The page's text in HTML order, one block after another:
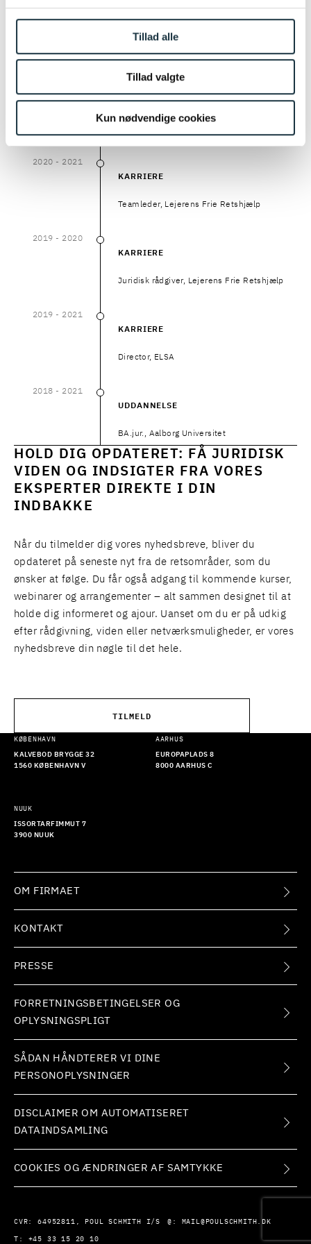
Tillad alle
Tillad valgte
Kun nødvendige cookies
2021
2021
Stud.jur., DIGURA
2021–2022
KARRIERE
2020 - 2021
KARRIERE
Teamleder, Lejerens Frie Retshjælp
2019 - 2020
KARRIERE
Juridisk rådgiver, Lejerens Frie Retshjælp
2019 - 2021
KARRIERE
Director, ELSA
2018 - 2021
UDDANNELSE
BA.jur., Aalborg Universitet
HOLD DIG OPDATERET: FÅ JURIDISK
VIDEN OG INDSIGTER FRA VORES
EKSPERTER DIREKTE I DIN
INDBAKKE
Når du tilmelder dig vores nyhedsbreve, bliver du
opdateret på seneste nyt fra de retsområder, som du
ønsker at følge. Du får også adgang til kommende kurser,
webinarer og arrangementer – alt sammen designet til at
holde dig informeret og ajour. Uanset om du er på udkig
efter rådgivning, viden eller netværksmuligheder, er vores
nyhedsbreve din nøgle til det hele.
TILMELD
KØBENHAVN
KALVEBOD BRYGGE 32
1560 KØBENHAVN V
AARHUS
EUROPAPLADS 8
8000 AARHUS C
NUUK
ISSORTARFIMMUT 7
3900 NUUK
CVR: 64952811, POUL SCHMITH I/S @: MAIL@POULSCHMITH.DK
T: +45 33 15 20 10
OM FIRMAET
KONTAKT
PRESSE
FORRETNINGSBETINGELSER OG
OPLYSNINGSPLIGT
SÅDAN HÅNDTERER VI DINE
PERSONOPLYSNINGER
DISCLAIMER OM AUTOMATISERET
DATAINDSAMLING
COOKIES OG ÆNDRINGER AF SAMTYKKE